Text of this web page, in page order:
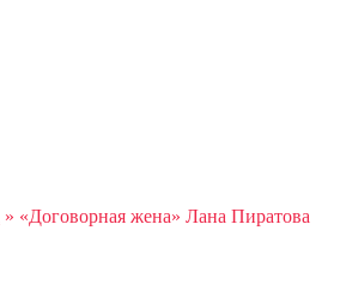
» «Договорная жена» Лана Пиратова